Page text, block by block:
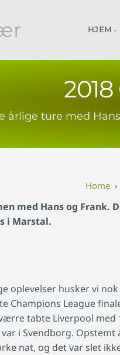
HJEM
årlige ture med
med Hans og Frank.
i Marstal.
oplevelser husker vi
Champions League
tabte Liverpool med
i Svendborg.
nat, og det var slet